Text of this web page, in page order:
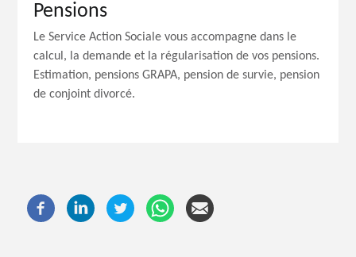
Pensions
Le Service Action Sociale vous accompagne dans le
calcul, la demande et la régularisation de vos pensions.
Estimation, pensions GRAPA, pension de survie, pension
de conjoint divorcé.